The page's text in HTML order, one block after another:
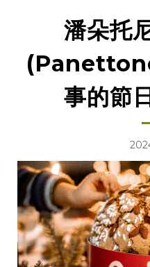
潘朵托
事的節